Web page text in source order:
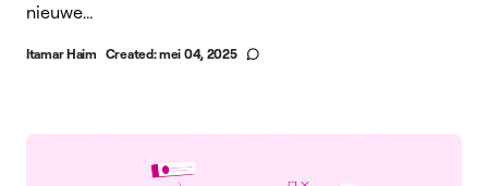
nieuwe...
Itamar Haim Created:mei 04, 2025